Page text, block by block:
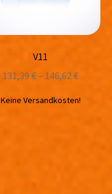
V11
131,39€– 146,62€
Keine Versandkosten!